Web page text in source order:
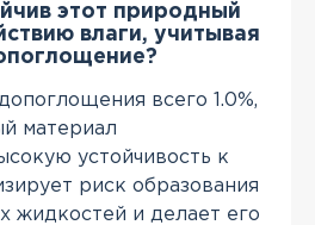
этот природный
влаги, учитывая
всего 1.0%,
материал
устойчивость к
риск образования
жидкостей и делает его